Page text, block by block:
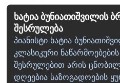
ხატია ბუნიათიშვილის
შესრულება
პიანისტი ხატია
კლასიკური
შესრულებით არის
დღეებია საზოგადოების